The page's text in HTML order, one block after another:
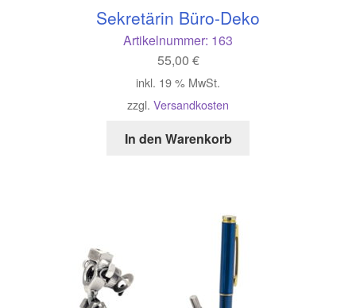
Sekretärin Büro-Deko
Artikelnummer: 163
55,00 €
inkl. 19 % MwSt.
zzgl. Versandkosten
In den Warenkorb